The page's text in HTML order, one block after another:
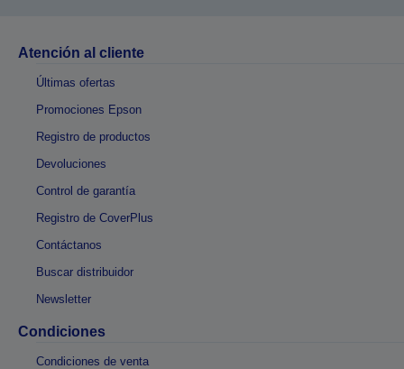
Atención al cliente
Últimas ofertas
Promociones Epson
Registro de productos
Devoluciones
Control de garantía
Registro de CoverPlus
Contáctanos
Buscar distribuidor
Newsletter
Condiciones
Condiciones de venta